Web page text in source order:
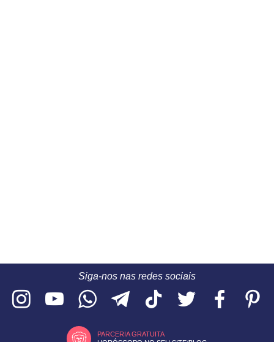
Siga-nos nas redes sociais
PARCERIA GRATUITA